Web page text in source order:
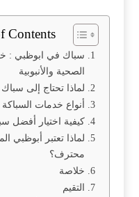
Contents
سباك في ابوظبي :
الصحية والأنبوبية
لماذا تحتاج إلى
أنواع خدمات
كيفية اختيار أفضل
لماذا تعتبر أبوظبي
محترف؟
خلاصة
التقيم